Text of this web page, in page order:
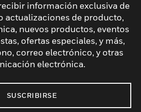
información exclusiva de
actualizaciones de producto,
nuevos productos, eventos
ofertas especiales, y más,
correo electrónico, y otras
electrónica.
SUSCRIBIRSE